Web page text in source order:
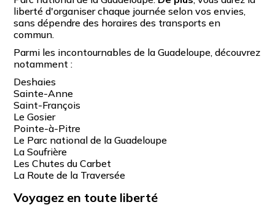
liberté d'organiser chaque journée selon vos envies,
sans dépendre des horaires des transports en
commun.
Parmi les incontournables de la Guadeloupe, découvrez
notamment :
Deshaies
Sainte-Anne
Saint-François
Le Gosier
Pointe-à-Pitre
Le Parc national de la Guadeloupe
La Soufrière
Les Chutes du Carbet
La Route de la Traversée
Voyagez en toute liberté